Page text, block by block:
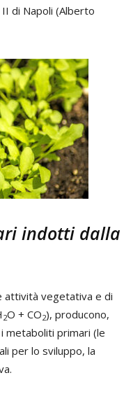
II di Napoli (Alberto
indotti dalla
attività vegetativa e di
2O + CO2), producono,
metaboliti primari (le
per lo sviluppo, la